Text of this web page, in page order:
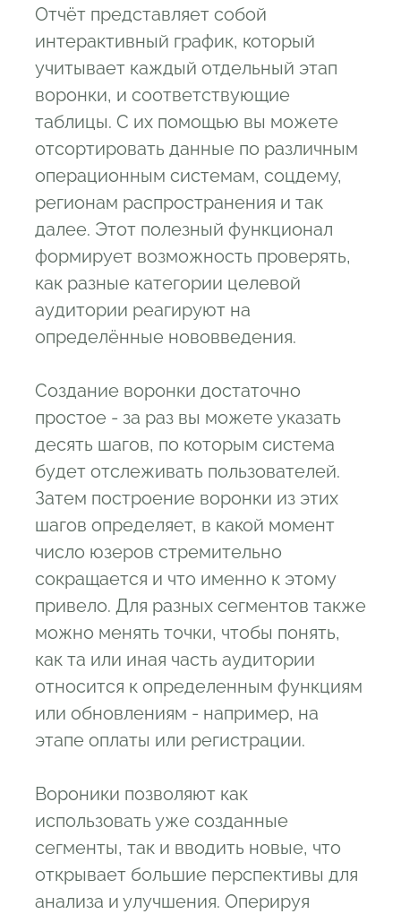
Отчёт представляет собой
интерактивный график, который
учитывает каждый отдельный этап
воронки, и соответствующие
таблицы. С их помощью вы можете
отсортировать данные по различным
операционным системам, соцдему,
регионам распространения и так
далее. Этот полезный функционал
формирует возможность проверять,
как разные категории целевой
аудитории реагируют на
определённые нововведения.
Создание воронки достаточно
простое - за раз вы можете указать
десять шагов, по которым система
будет отслеживать пользователей.
Затем построение воронки из этих
шагов определяет, в какой момент
число юзеров стремительно
сокращается и что именно к этому
привело. Для разных сегментов также
можно менять точки, чтобы понять,
как та или иная часть аудитории
относится к определенным функциям
или обновлениям - например, на
этапе оплаты или регистрации.
Вороники позволяют как
использовать уже созданные
сегменты, так и вводить новые, что
открывает большие перспективы для
анализа и улучшения. Оперируя